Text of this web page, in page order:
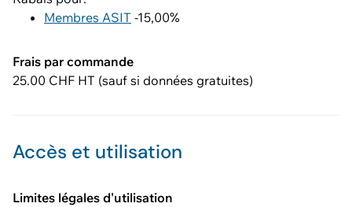
Membres ASIT -15,00%
Frais par commande
25.00 CHF HT (sauf si données gratuites)
Accès et utilisation
Limites légales d'utilisation